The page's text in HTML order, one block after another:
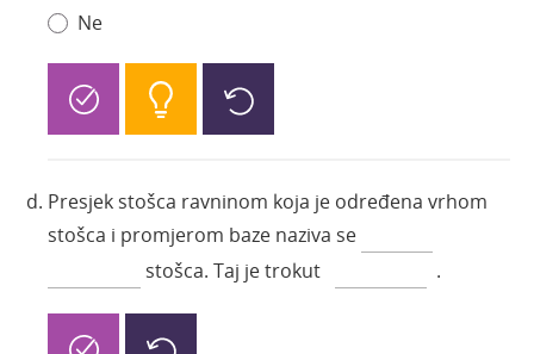
Ne
Presjek stošca ravninom koja je određena vrhom
stošca i promjerom baze naziva se
stošca. Taj je trokut
.